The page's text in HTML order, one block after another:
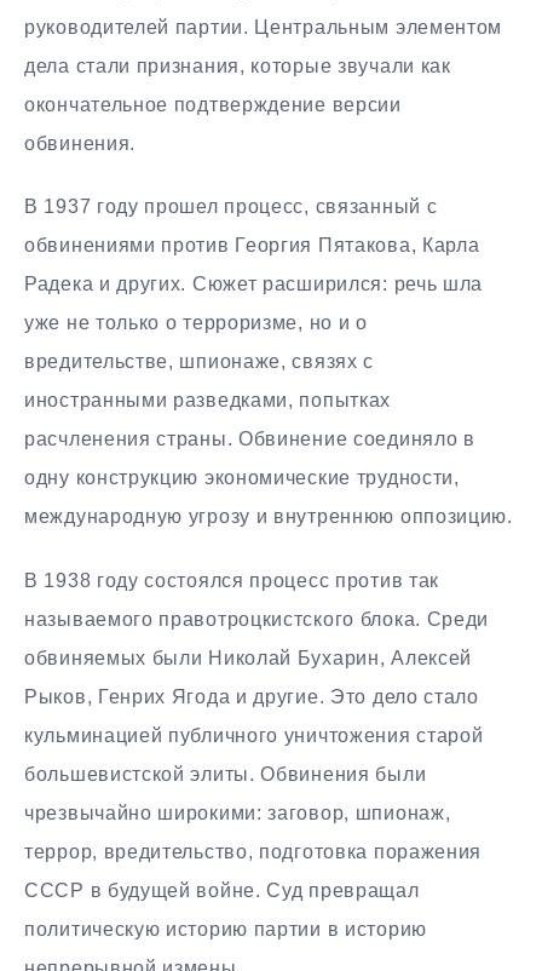
руководителей партии. Центральным элементом
дела стали признания, которые звучали как
окончательное подтверждение версии
обвинения.
В 1937 году прошел процесс, связанный с
обвинениями против Георгия Пятакова, Карла
Радека и других. Сюжет расширился: речь шла
уже не только о терроризме, но и о
вредительстве, шпионаже, связях с
иностранными разведками, попытках
расчленения страны. Обвинение соединяло в
одну конструкцию экономические трудности,
международную угрозу и внутреннюю оппозицию.
В 1938 году состоялся процесс против так
называемого правотроцкистского блока. Среди
обвиняемых были Николай Бухарин, Алексей
Рыков, Генрих Ягода и другие. Это дело стало
кульминацией публичного уничтожения старой
большевистской элиты. Обвинения были
чрезвычайно широкими: заговор, шпионаж,
террор, вредительство, подготовка поражения
СССР в будущей войне. Суд превращал
политическую историю партии в историю